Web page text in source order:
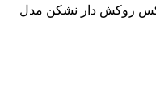
روکش دار نشکن مدل